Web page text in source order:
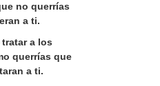
no querrías
a ti.
a los
querrías que
a ti.